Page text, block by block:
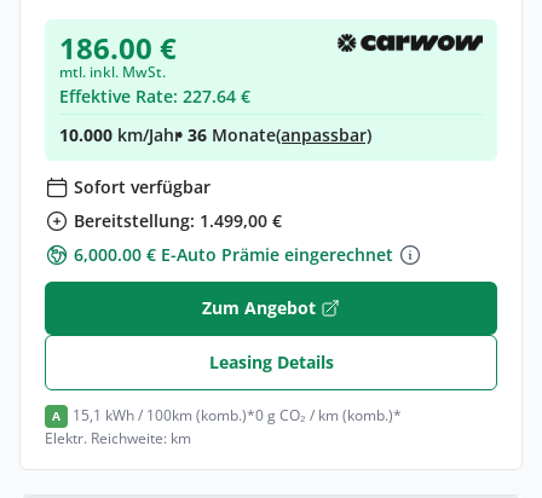
186.00 €
mtl. inkl. MwSt.
Effektive Rate: 227.64 €
10.000 km/Jahr• 36 Monate(anpassbar)
Sofort verfügbar
Bereitstellung: 1.499,00 €
6,000.00 € E-Auto Prämie eingerechnet
Zum Angebot
Leasing Details
A 15,1 kWh / 100km (komb.)*0 g CO₂ / km (komb.)*
Elektr. Reichweite: km